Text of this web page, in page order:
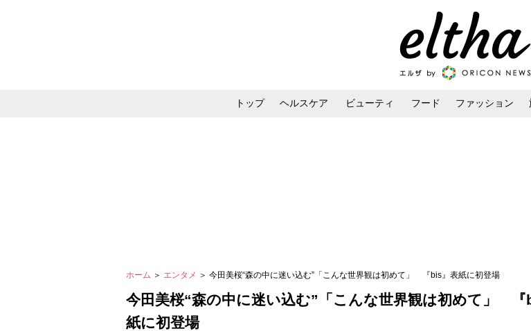
トップ ヘルスケア ビューティ フード ファッション
ホーム ＞ エンタメ ＞ 今田美桜“森の中に迷い込む”「こんな世界観は初めて」 『bis』表紙に初登場
今田美桜“森の中に迷い込む”「こんな世界観は初めて」 『
紙に初登場